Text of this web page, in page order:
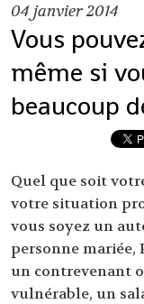
04 janvier 2014
Vous
même si
beaucoup
Quel que soit
votre situation
vous soyez un
personne mariée,
un contrevenant
vulnérable, un